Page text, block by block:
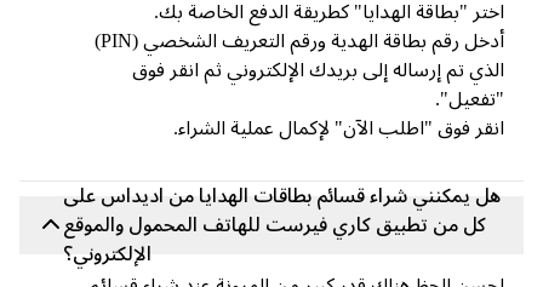
"بطاقة الهدايا" كطريقة الدفع الخاصة بك.
أدخل رقم بطاقة الهدية ورقم التعريف الشخصي (PIN)
تم إرساله إلى بريدك الإلكتروني ثم انقر فوق
فوق "اطلب الآن" لإكمال عملية الشراء.
يمكنني شراء قسائم بطاقات الهدايا من اديداس على
كل من تطبيق كاري فيرست للهاتف المحمول والموقع
الإلكتروني؟